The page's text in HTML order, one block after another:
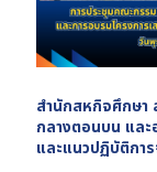
สำนักสหกิจศึกษา
กลางตอนบน และ
และแนวปฏิบัติกา